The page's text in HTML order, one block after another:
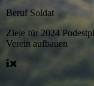
Beruf Soldat
Ziele für 2024
Verein aufbauen